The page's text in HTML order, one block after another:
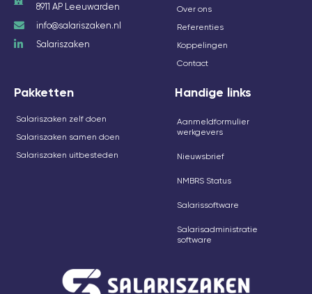
8911 AP Leeuwarden
info@salariszaken.nl
Salariszaken
Over ons
Referenties
Koppelingen
Contact
Pakketten
Salariszaken zelf doen
Salariszaken samen doen
Salariszaken uitbesteden
Handige links
Aanmeldformulier
werkgevers
Nieuwsbrief
NMBRS Status
Salarissoftware
Salarisadministratie
software